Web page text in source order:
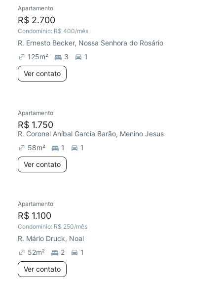
Redecorar
Apartamento
R$ 2.700
Condomínio: R$ 400/mês
R. Ernesto Becker, Nossa Senhora do Rosário
125m² 3
1
Ver contato
Apartamento
R$ 1.750
R. Coronel Aníbal Garcia Barão, Menino Jesus
58m² 1
1
Ver contato
Apartamento
R$ 1.100
Condomínio: R$ 250/mês
R. Mário Druck, Noal
52m² 2
1
Ver contato